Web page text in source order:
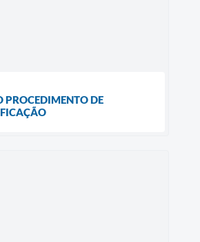
PROCEDIMENTO DE